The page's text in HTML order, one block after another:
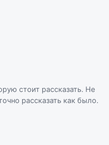
стоит рассказать. Не
рассказать как было.